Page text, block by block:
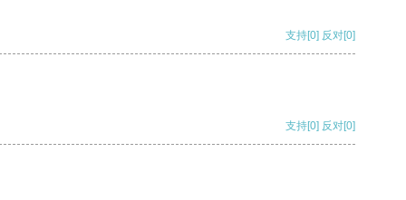
支持[0] 反对[0]
支持[0] 反对[0]